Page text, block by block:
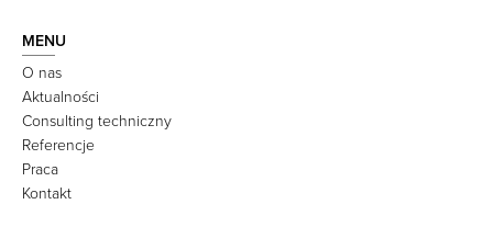
MENU
O nas
Aktualności
Consulting techniczny
Referencje
Praca
Kontakt